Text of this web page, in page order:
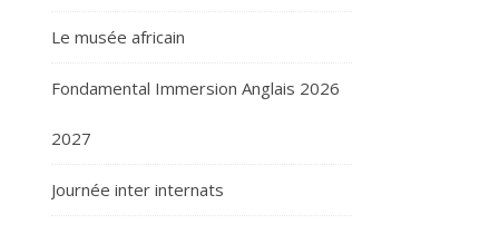
Le musée africain
Fondamental Immersion Anglais 2026
2027
Journée inter internats